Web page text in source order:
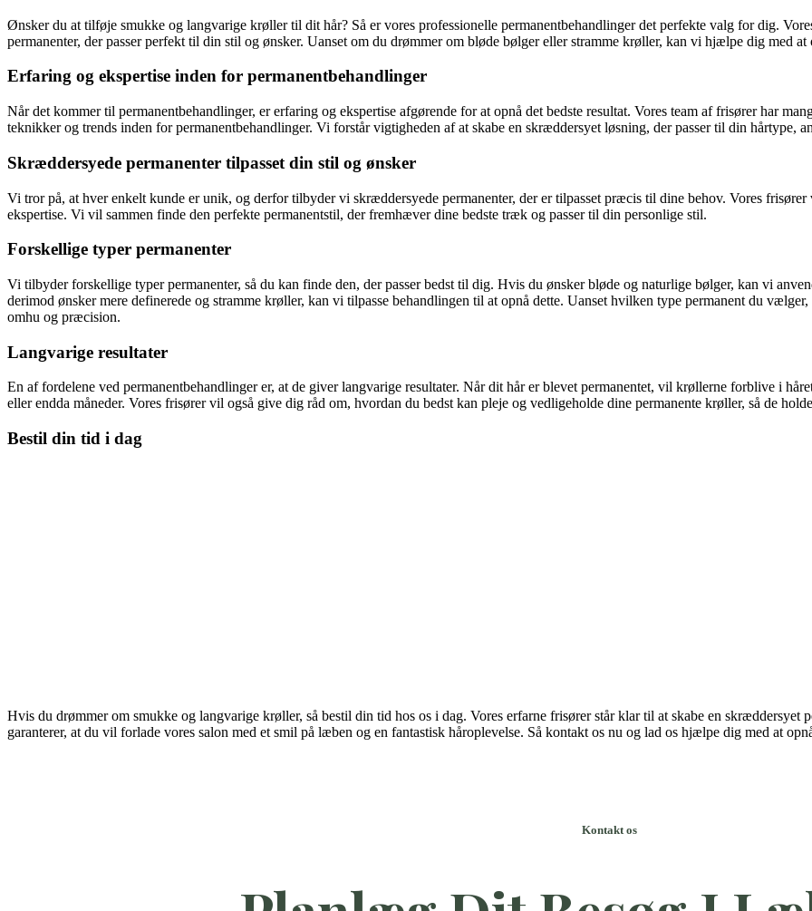
Ønsker du at tilføje smukke og langvarige krøller til dit hår? Så er vores professionelle permanentbehandlinger det perfekte valg for dig.
permanenter, der passer perfekt til din stil og ønsker. Uanset om du drømmer om bløde bølger eller stramme krøller, kan vi hjælpe dig med at
Erfaring og ekspertise inden for permanentbehandlinger
Når det kommer til permanentbehandlinger, er erfaring og ekspertise afgørende for at opnå det bedste resultat. Vores team af frisører har
teknikker og trends inden for permanentbehandlinger. Vi forstår vigtigheden af at skabe en skræddersyet løsning, der passer til din hårtype,
Skræddersyede permanenter tilpasset din stil og ønsker
Vi tror på, at hver enkelt kunde er unik, og derfor tilbyder vi skræddersyede permanenter, der er tilpasset præcis til dine behov. Vores
ekspertise. Vi vil sammen finde den perfekte permanentstil, der fremhæver dine bedste træk og passer til din personlige stil.
Forskellige typer permanenter
Vi tilbyder forskellige typer permanenter, så du kan finde den, der passer bedst til dig. Hvis du ønsker bløde og naturlige bølger, kan vi
derimod ønsker mere definerede og stramme krøller, kan vi tilpasse behandlingen til at opnå dette. Uanset hvilken type permanent du
omhu og præcision.
Langvarige resultater
En af fordelene ved permanentbehandlinger er, at de giver langvarige resultater. Når dit hår er blevet permanentet, vil krøllerne forblive i
eller endda måneder. Vores frisører vil også give dig råd om, hvordan du bedst kan pleje og vedligeholde dine permanente krøller, så de
Bestil din tid i dag
Hvis du drømmer om smukke og langvarige krøller, så bestil din tid hos os i dag. Vores erfarne frisører står klar til at skabe en skræddersyet
garanterer, at du vil forlade vores salon med et smil på læben og en fantastisk håroplevelse. Så kontakt os nu og lad os hjælpe dig med at
Kontakt os